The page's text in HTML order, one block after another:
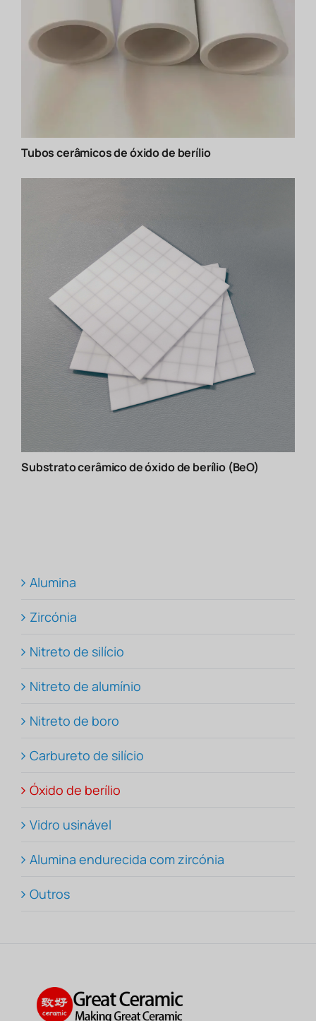
Tubos cerâmicos de óxido de berílio
Substrato cerâmico de óxido de berílio (BeO)
Alumina
Zircónia
Nitreto de silício
Nitreto de alumínio
Nitreto de boro
Carbureto de silício
Óxido de berílio
Vidro usinável
Alumina endurecida com zircónia
Outros